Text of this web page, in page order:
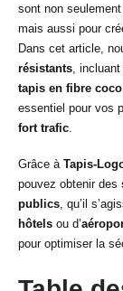
sont non
mais aussi pour
Dans cet article,
résistants ,
tapis en fibre coco
essentiel pour vos
fort trafic
Grâce à Tapis-
pouvez obtenir des
publics, qu’il
hôtels ou d’
pour optimiser la